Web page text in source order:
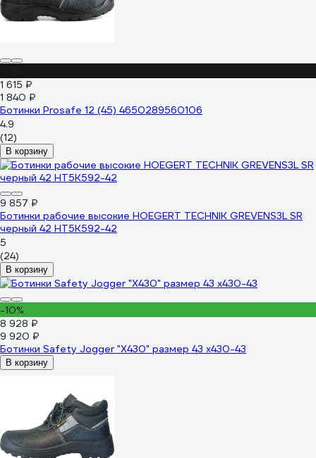
1 615 ₽
1 840 ₽
Ботинки Prosafe 12 (45) 4650289560106
4.9
(12)
В корзину
9 857 ₽
Ботинки рабочие высокие HOEGERT TECHNIK GREVENS3L SR
черный 42 HT5K592-42
5
(24)
В корзину
-10%
8 928 ₽
9 920 ₽
Ботинки Safety Jogger "X430" размер 43 x430-43
В корзину